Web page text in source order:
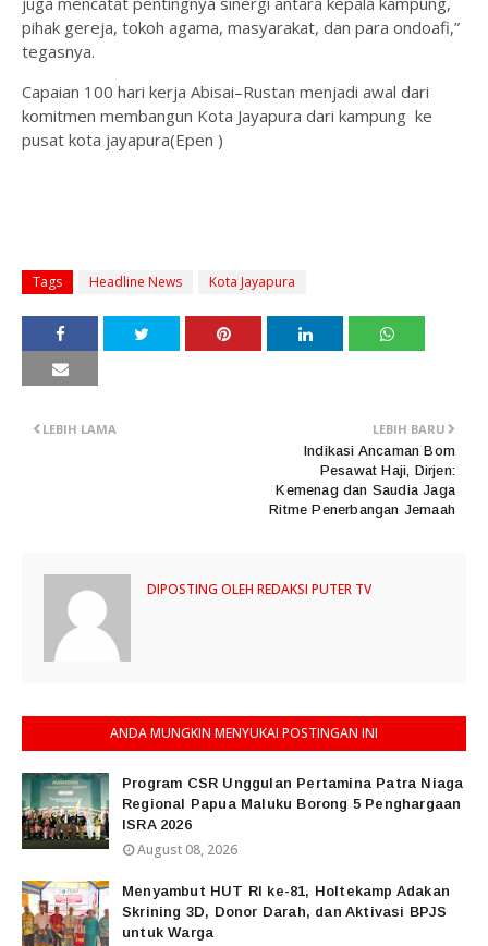
pihak gereja, tokoh agama, masyarakat, dan para ondoafi,”
tegasnya.
Capaian 100 hari kerja Abisai–Rustan menjadi awal dari
komitmen membangun Kota Jayapura dari kampung ke
pusat kota jayapura(Epen )
Tags Headline News Kota Jayapura
LEBIH BARU
Indikasi Ancaman Bom
Pesawat Haji, Dirjen:
Kemenag dan Saudia Jaga
Ritme Penerbangan Jemaah
LEBIH LAMA
DIPOSTING OLEH REDAKSI PUTER TV
ANDA MUNGKIN MENYUKAI POSTINGAN INI
Program CSR Unggulan Pertamina Patra Niaga
Regional Papua Maluku Borong 5 Penghargaan
ISRA 2026
August 08, 2026
Menyambut HUT RI ke-81, Holtekamp Adakan
Skrining 3D, Donor Darah, dan Aktivasi BPJS
untuk Warga